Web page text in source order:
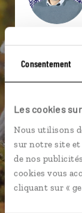
Consentement
Les cookies
Nous utilisons
sur notre site et
de nos
cookies vous
cliquant sur «
Vous
pendant